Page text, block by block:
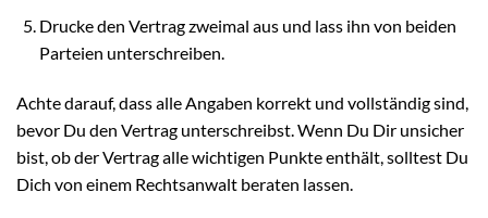
Drucke den Vertrag zweimal aus und lass ihn von beiden
Parteien unterschreiben.
Achte darauf, dass alle Angaben korrekt und vollständig sind,
bevor Du den Vertrag unterschreibst. Wenn Du Dir unsicher
bist, ob der Vertrag alle wichtigen Punkte enthält, solltest Du
Dich von einem Rechtsanwalt beraten lassen.